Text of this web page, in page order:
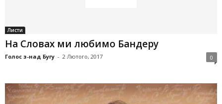
Листи
На Словах ми любимо Бандеру
Голос з-над Бугу - 2 Лютого, 2017 0